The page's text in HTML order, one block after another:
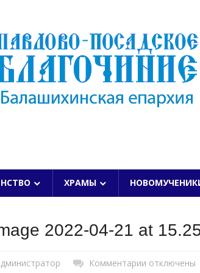
ХРАМЫ
2022-04-21 at
Комментарии котключены